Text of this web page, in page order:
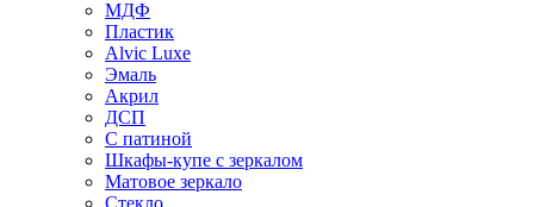
МДФ
Пластик
Alvic Luxe
Эмаль
Акрил
ДСП
С патиной
Шкафы-купе с зеркалом
Матовое зеркало
Стекло